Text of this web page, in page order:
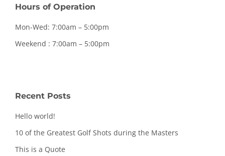
Hours of Operation
Mon-Wed: 7:00am – 5:00pm
Weekend : 7:00am – 5:00pm
Recent Posts
Hello world!
10 of the Greatest Golf Shots during the Masters
This is a Quote